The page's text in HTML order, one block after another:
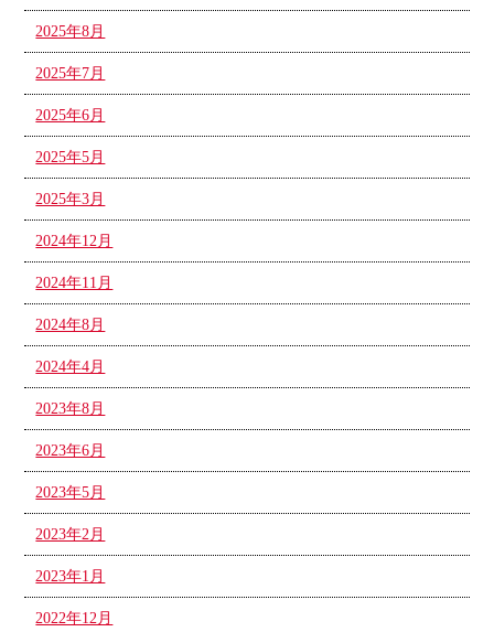
2025年8月
2025年7月
2025年6月
2025年5月
2025年3月
2024年12月
2024年11月
2024年8月
2024年4月
2023年8月
2023年6月
2023年5月
2023年2月
2023年1月
2022年12月